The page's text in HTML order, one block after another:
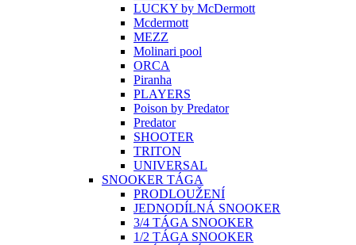
LUCKY by McDermott
Mcdermott
MEZZ
Molinari pool
ORCA
Piranha
PLAYERS
Poison by Predator
Predator
SHOOTER
TRITON
UNIVERSAL
SNOOKER TÁGA
PRODLOUŽENÍ
JEDNODÍLNÁ SNOOKER
3/4 TÁGA SNOOKER
1/2 TÁGA SNOOKER